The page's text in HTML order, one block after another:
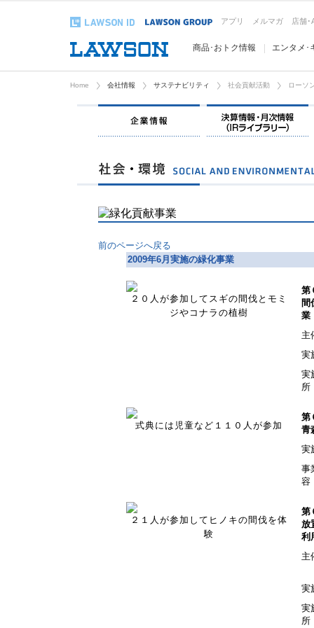
アプリ メルマガ 店舗･
商品･おトク情報 エンタメ･
Home 会社情報 サステナビリティ 社会貢献活動 ローソ
企業情報
前のページへ戻る
2009年6月実施の緑化事業
２０人が参加してスギの間伐とモミ
ジやコナラの植樹
第
間
業
主
実
実
所
式典には児童など１１０人が参加
第
青
実
事
容
２１人が参加してヒノキの間伐を体
験
第
放
利
主
実
実
所